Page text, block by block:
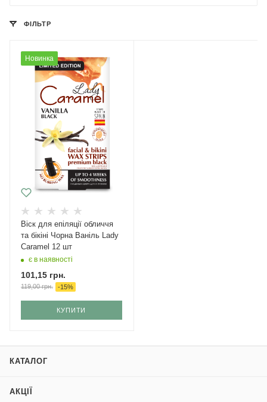
ФІЛЬТР
Новинка
Віск для епіляції обличчя
та бікіні Чорна Ваніль Lady
Caramel 12 шт
є в наявності
101,15 грн.
119,00грн. -15%
КУПИТИ
КАТАЛОГ
АКЦІЇ